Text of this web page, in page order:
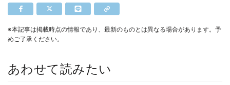
※本記事は掲載時点の情報であり、最新のものとは異なる場合があります。予
めご了承ください。
あわせて読みたい